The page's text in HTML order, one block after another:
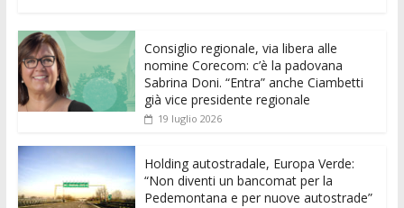
e
b
o
o
k
itt
er l
at
s
A
p
e
n
g
di
t
k
e
dI
n
di
vi
Consiglio regionale, via libera alle
nomine Corecom: c’è la padovana
Sabrina Doni. “Entra” anche Ciambetti
già vice presidente regionale
19 luglio 2026
Holding autostradale, Europa Verde:
“Non diventi un bancomat per la
Pedemontana e per nuove autostrade”